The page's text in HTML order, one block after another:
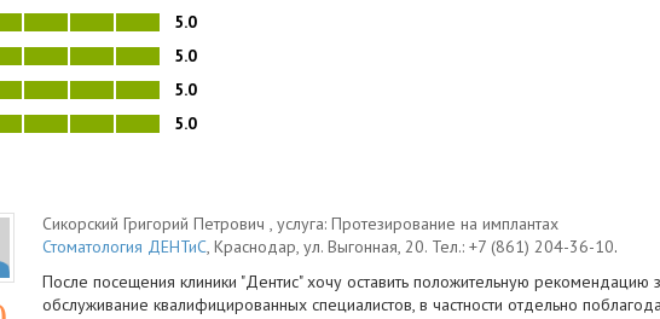
5.0
5.0
5.0
5.0
Сикорский Григорий Петрович , услуга: Протезирование на имплантах
Стоматология ДЕНТиС, Краснодар, ул. Выгонная, 20. Тел.: +7 (861) 204-36-10.
После посещения клиники "Дентис" хочу оставить положительную рекомендацию
обслуживание квалифицированных специалистов, в частности отдельно